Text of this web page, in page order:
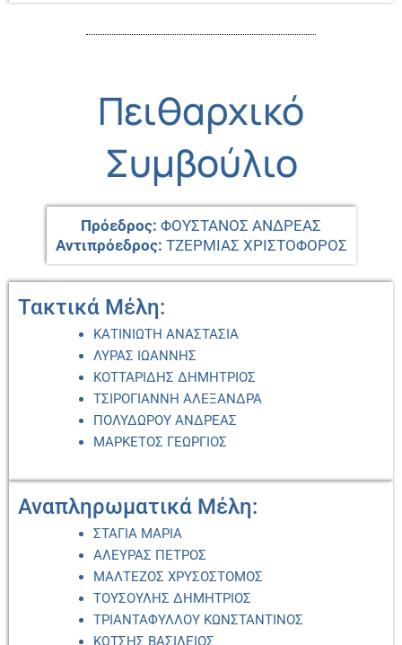
Πειθαρχικό
Συμβούλιο
Πρόεδρος: ΦΟΥΣΤΑΝΟΣ ΑΝΔΡΕΑΣ
Αντιπρόεδρος: ΤΖΕΡΜΙΑΣ ΧΡΙΣΤΟΦΟΡΟΣ
Τακτικά Μέλη:
ΚΑΤΙΝΙΩΤΗ ΑΝΑΣΤΑΣΙΑ
ΛΥΡΑΣ ΙΩΑΝΝΗΣ
ΚΟΤΤΑΡΙΔΗΣ ΔΗΜΗΤΡΙΟΣ
ΤΣΙΡΟΓΙΑΝΝΗ ΑΛΕΞΑΝΔΡΑ
ΠΟΛΥΔΩΡΟΥ ΑΝΔΡΕΑΣ
ΜΑΡΚΕΤΟΣ ΓΕΩΡΓΙΟΣ
Αναπληρωματικά Μέλη:
ΣΤΑΓΙΑ ΜΑΡΙΑ
ΑΛΕΥΡΑΣ ΠΕΤΡΟΣ
ΜΑΛΤΕΖΟΣ ΧΡΥΣΟΣΤΟΜΟΣ
ΤΟΥΣΟΥΛΗΣ ΔΗΜΗΤΡΙΟΣ
ΤΡΙΑΝΤΑΦΥΛΛΟΥ ΚΩΝΣΤΑΝΤΙΝΟΣ
ΚΩΤΣΗΣ ΒΑΣΙΛΕΙΟΣ